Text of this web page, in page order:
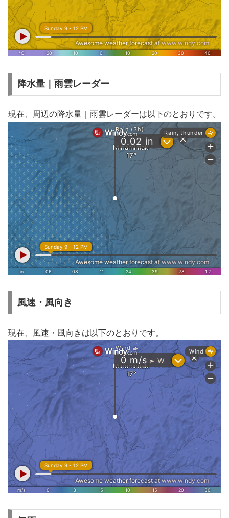
降水量｜雨雲レーダー
現在、周辺の降水量｜雨雲レーダーは以下のとおりです。
風速・風向き
現在、風速・風向きは以下のとおりです。